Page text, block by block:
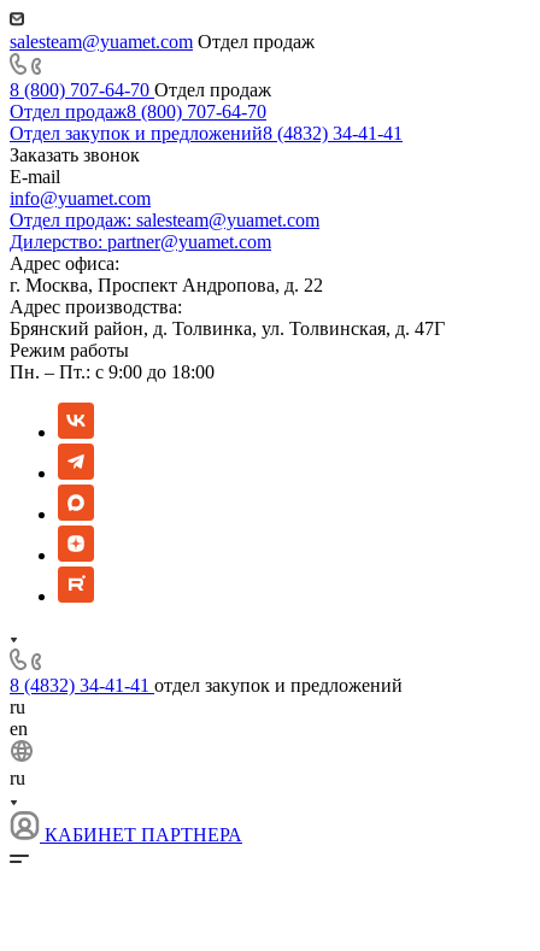
salesteam@yuamet.com Отдел продаж
8 (800) 707-64-70 Отдел продаж
Отдел продаж8 (800) 707-64-70
Отдел закупок и предложений8 (4832) 34-41-41
Заказать звонок
E-mail
info@yuamet.com
Отдел продаж: salesteam@yuamet.com
Дилерство: partner@yuamet.com
Адрес офиса:
г. Москва, Проспект Андропова, д. 22
Адрес производства:
Брянский район, д. Толвинка, ул. Толвинская, д. 47Г
Режим работы
Пн. – Пт.: с 9:00 до 18:00
8 (4832) 34-41-41 отдел закупок и предложений
ru
en
ru
КАБИНЕТ ПАРТНЕРА